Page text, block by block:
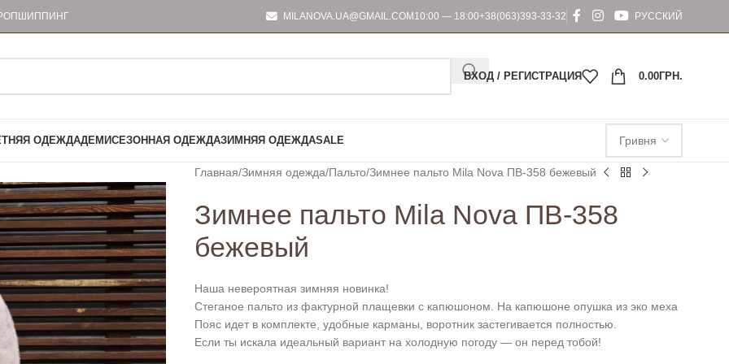
MILANOVA.UA@GMAIL.COM 10:00 — 18:00+38(063)393-33-32 РУССКИЙ
ВХОД / РЕГИСТРАЦИЯ 0.00ГРН.
ОДЕЖДАДЕМИСЕЗОННАЯ ОДЕЖДАЗИМНЯЯ ОДЕЖДАSALE
Главная Зимняя одежда Пальто Зимнее пальто Mila Nova ПВ-358 бежевый
Зимнее пальто Mila Nova ПВ-358
бежевый
Наша невероятная зимняя новинка!
Стеганое пальто из фактурной плащевки с капюшоном. На капюшоне опушка из эко меха
Пояс идет в комплекте, удобные карманы, воротник застегивается полностью.
Если ты искала идеальный вариант на холодную погоду — он перед тобой!